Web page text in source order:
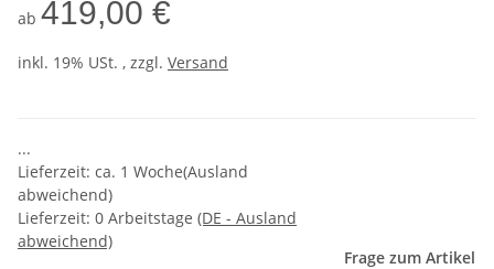
ab 419,00 €
inkl. 19% USt. , zzgl. Versand
...
Lieferzeit: ca. 1 Woche(Ausland
abweichend)
Lieferzeit: 0 Arbeitstage (DE - Ausland
abweichend)
Frage zum Artikel